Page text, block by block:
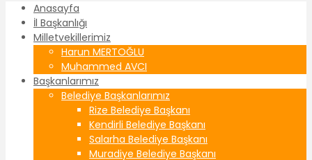
Anasayfa
İl Başkanlığı
Milletvekillerimiz
Harun MERTOĞLU
Muhammed AVCI
Başkanlarımız
Belediye Başkanlarımız
Rize Belediye Başkanı
Kendirli Belediye Başkanı
Salarha Belediye Başkanı
Muradiye Belediye Başkanı